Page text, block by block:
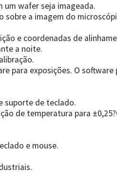
um wafer seja imageada.
a imagem do
e coordenadas de
a noite.
para exposições. O
suporte de teclado.
de temperatura para
e mouse.